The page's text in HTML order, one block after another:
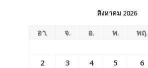
สิงหาคม 2026
อา. จ. อ. พ. พฤ.
2
3 4 5 6